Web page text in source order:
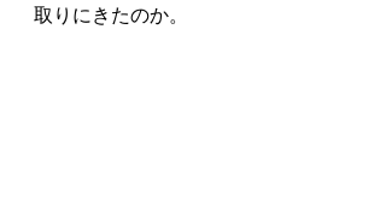
取りにきたのか。